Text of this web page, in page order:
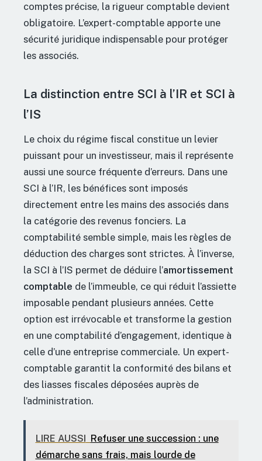
comptes précise, la rigueur comptable devient
obligatoire. L’expert-comptable apporte une
sécurité juridique indispensable pour protéger
les associés.
La distinction entre SCI à l’IR et SCI à
l’IS
Le choix du régime fiscal constitue un levier
puissant pour un investisseur, mais il représente
aussi une source fréquente d’erreurs. Dans une
SCI à l’IR, les bénéfices sont imposés
directement entre les mains des associés dans
la catégorie des revenus fonciers. La
comptabilité semble simple, mais les règles de
déduction des charges sont strictes. À l’inverse,
la SCI à l’IS permet de déduire l’amortissement
comptable de l’immeuble, ce qui réduit l’assiette
imposable pendant plusieurs années. Cette
option est irrévocable et transforme la gestion
en une comptabilité d’engagement, identique à
celle d’une entreprise commerciale. Un expert-
comptable garantit la conformité des bilans et
des liasses fiscales déposées auprès de
l’administration.
LIRE AUSSI Refuser une succession : une
démarche sans frais, mais lourde de